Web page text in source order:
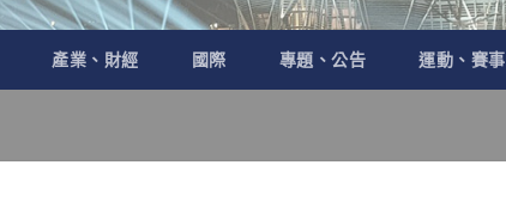
產業、財經 國際 專題、公告 運動、賽事